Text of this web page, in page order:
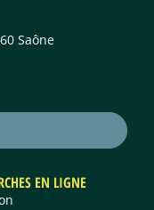
Saône
EN LIGNE